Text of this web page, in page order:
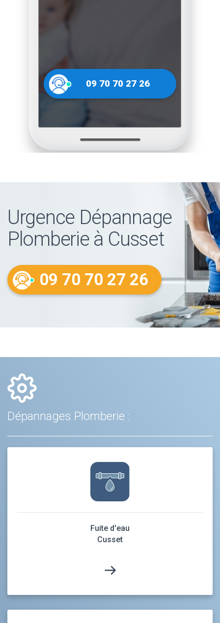
09 70 70 27 26
Urgence Dépannage
Plomberie à Cusset
09 70 70 27 26
Dépannages Plomberie :
Fuite d'eau
Cusset